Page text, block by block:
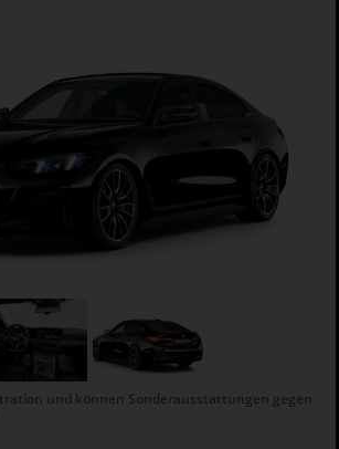
und können Sonderausstattungen gegen